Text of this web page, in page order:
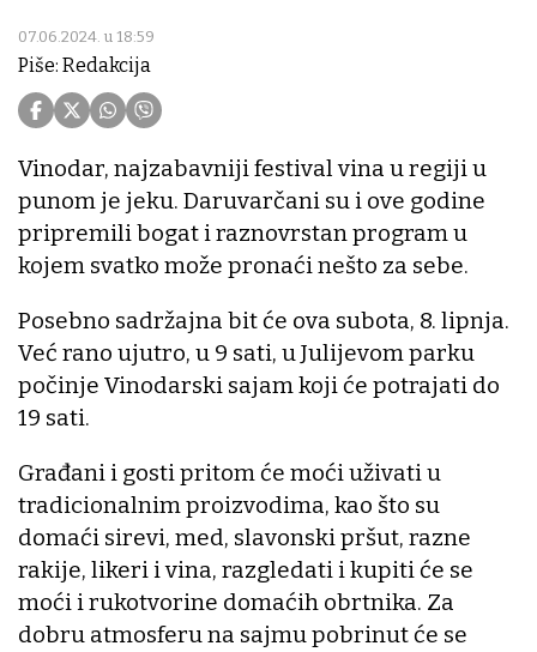
07.06.2024. u 18:59
Piše: Redakcija
Vinodar, najzabavniji festival vina u regiji u
punom je jeku. Daruvarčani su i ove godine
pripremili bogat i raznovrstan program u
kojem svatko može pronaći nešto za sebe.
Posebno sadržajna bit će ova subota, 8. lipnja.
Već rano ujutro, u 9 sati, u Julijevom parku
počinje Vinodarski sajam koji će potrajati do
19 sati.
Građani i gosti pritom će moći uživati u
tradicionalnim proizvodima, kao što su
domaći sirevi, med, slavonski pršut, razne
rakije, likeri i vina, razgledati i kupiti će se
moći i rukotvorine domaćih obrtnika. Za
dobru atmosferu na sajmu pobrinut će se